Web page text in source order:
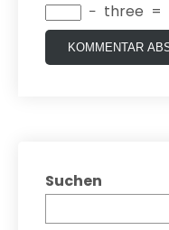
− three =
Suchen